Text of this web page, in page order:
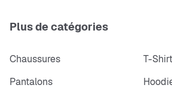
Plus de catégories
Chaussures
T-
Pantalons